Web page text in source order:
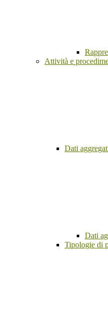
Attività e
Dati
Dati
Tipologie di